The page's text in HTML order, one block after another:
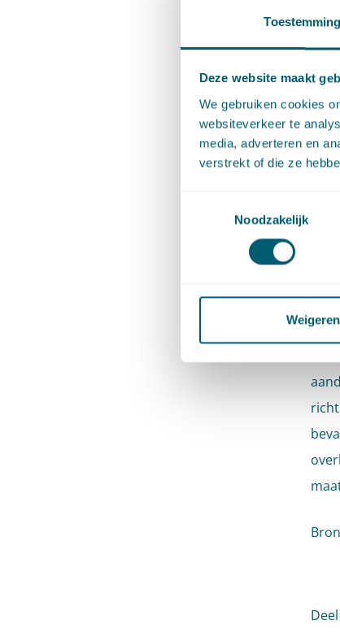
Toestemming
Deze website maakt
We gebruiken cookies
websiteverkeer te
media, adverteren en
verstrekt of die ze
Noodzakelijk
Weigeren
de